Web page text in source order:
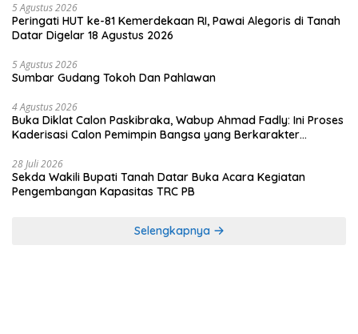
5 Agustus 2026
Peringati HUT ke-81 Kemerdekaan RI, Pawai Alegoris di Tanah
Datar Digelar 18 Agustus 2026
5 Agustus 2026
Sumbar Gudang Tokoh Dan Pahlawan
4 Agustus 2026
Buka Diklat Calon Paskibraka, Wabup Ahmad Fadly: Ini Proses
Kaderisasi Calon Pemimpin Bangsa yang Berkarakter
28 Juli 2026
Sekda Wakili Bupati Tanah Datar Buka Acara Kegiatan
Pengembangan Kapasitas TRC PB
Selengkapnya